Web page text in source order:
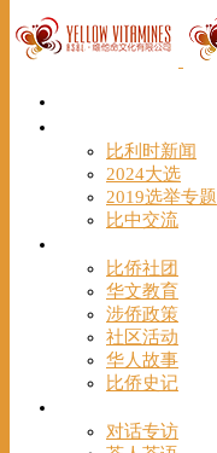
比利时新闻
2024大选
2019选举专题
比中交流
比侨社团
华文教育
涉侨政策
社区活动
华人故事
比侨史记
对话专访